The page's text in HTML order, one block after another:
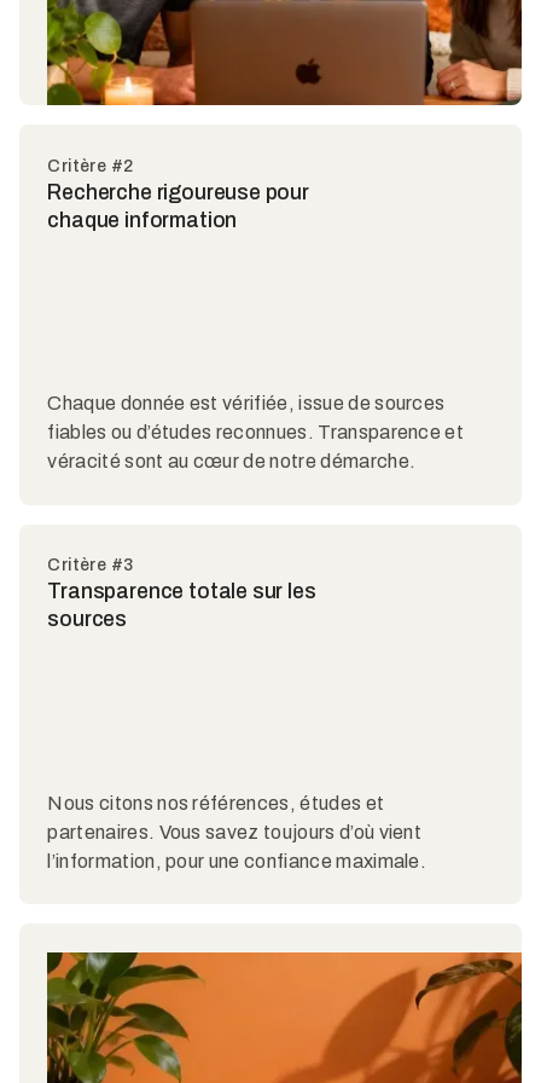
Critère #2
Recherche rigoureuse pour
chaque information
Chaque donnée est vérifiée, issue de sources
fiables ou d’études reconnues. Transparence et
véracité sont au cœur de notre démarche.
Critère #3
Transparence totale sur les
sources
Nous citons nos références, études et
partenaires. Vous savez toujours d’où vient
l’information, pour une confiance maximale.